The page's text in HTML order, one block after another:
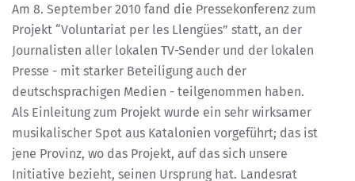
Am 8. September 2010 fand die Pressekonferenz zum
Projekt “Voluntariat per les Llengües” statt, an der
Journalisten aller lokalen TV-Sender und der lokalen
Presse - mit starker Beteiligung auch der
deutschsprachigen Medien - teilgenommen haben.
Als Einleitung zum Projekt wurde ein sehr wirksamer
musikalischer Spot aus Katalonien vorgeführt; das ist
jene Provinz, wo das Projekt, auf das sich unsere
Initiative bezieht, seinen Ursprung hat. Landesrat